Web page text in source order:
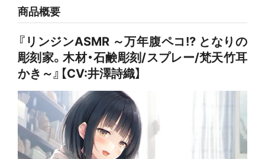
商品概要
『リンジンASMR ～万年腹ペコ!? となりの
彫刻家。木材・石鹸彫刻/スプレー/梵天竹耳
かき～』【CV:井澤詩織】